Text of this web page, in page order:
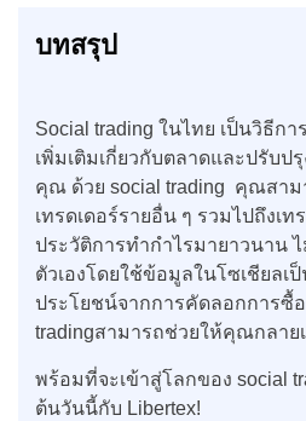
บทสรุป
Social trading ในไทย เป็นวิธีกา
เพิ่มเติมเกี่ยวกับตลาดและปรับป
คุณ ด้วย social trading คุณสาม
เทรดเดอร์รายอื่น ๆ รวมไปถึงเ
ประวัติการทำกำไรมายาวนาน
ตัวเองโดยใช้ข้อมูลในโซเชียลเ
ประโยชน์จากการคัดลอกการซื้อ
tradingสามารถช่วยให้คุณกลาย
พร้อมที่จะเข้าสู่โลกของ social
ต้นวันนี้กับ Libertex!